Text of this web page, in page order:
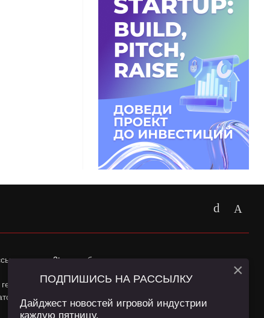
наapp2top.ruобязательна.
Пользователей сайта и сервис «Яндекс
в
Политике конфиденциальностии
ПОДПИШИСЬ НА РАССЫЛКУ
Дайджест новостей игровой индустрии
каждую пятницу.
×